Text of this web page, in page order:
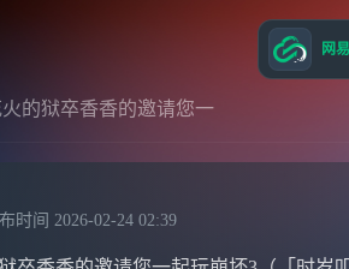
火的狱卒香香的邀请您一
时间 2026-02-24 02:39
网